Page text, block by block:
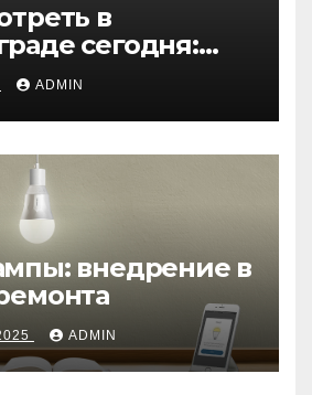
в
сегодня:
по самому
городу России
ADMIN
внедрение в
ADMIN